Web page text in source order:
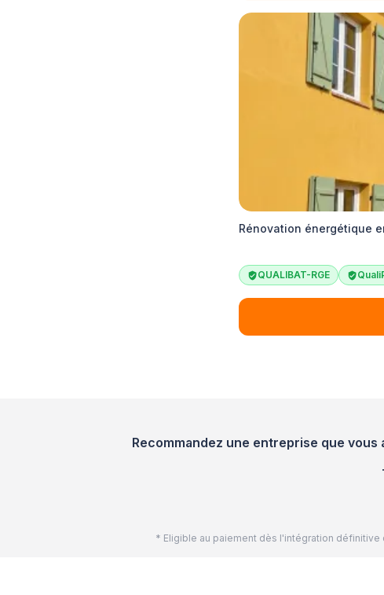
Rénovation énergétique
QUALIBAT-RGE
Recommandez une entreprise que vous
* Eligible au paiement dès l'intégration